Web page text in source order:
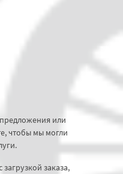
или
чтобы мы могли
заказа,